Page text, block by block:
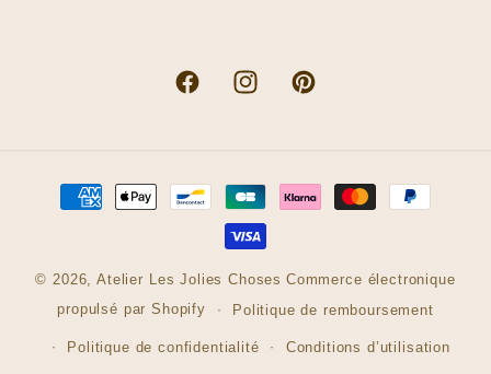
FacebookInstagramPinterest
Moyens
© 2026,Atelier Les Jolies Choses Commerce électronique
propulsé par Shopify
Politique de remboursement
Politique de confidentialité Conditions d’utilisation